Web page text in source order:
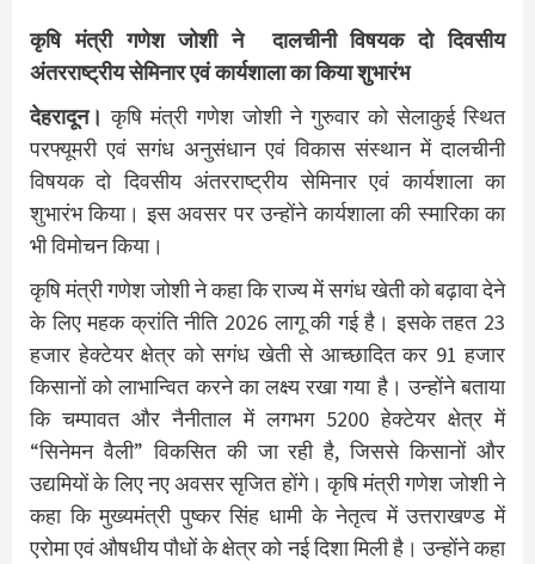
कृषि मंत्री गणेश जोशी ने दालचीनी विषयक दो दिवसीय
अंतरराष्ट्रीय सेमिनार एवं कार्यशाला का किया शुभारंभ
देहरादून। कृषि मंत्री गणेश जोशी ने गुरुवार को सेलाकुई स्थित
परफ्यूमरी एवं सगंध अनुसंधान एवं विकास संस्थान में दालचीनी
विषयक दो दिवसीय अंतरराष्ट्रीय सेमिनार एवं कार्यशाला का
शुभारंभ किया। इस अवसर पर उन्होंने कार्यशाला की स्मारिका का
भी विमोचन किया।
कृषि मंत्री गणेश जोशी ने कहा कि राज्य में सगंध खेती को बढ़ावा देने
के लिए महक क्रांति नीति 2026 लागू की गई है। इसके तहत 23
हजार हेक्टेयर क्षेत्र को सगंध खेती से आच्छादित कर 91 हजार
किसानों को लाभान्वित करने का लक्ष्य रखा गया है। उन्होंने बताया
कि चम्पावत और नैनीताल में लगभग 5200 हेक्टेयर क्षेत्र में
“सिनेमन वैली” विकसित की जा रही है, जिससे किसानों और
उद्यमियों के लिए नए अवसर सृजित होंगे। कृषि मंत्री गणेश जोशी ने
कहा कि मुख्यमंत्री पुष्कर सिंह धामी के नेतृत्व में उत्तराखण्ड में
एरोमा एवं औषधीय पौधों के क्षेत्र को नई दिशा मिली है। उन्होंने कहा